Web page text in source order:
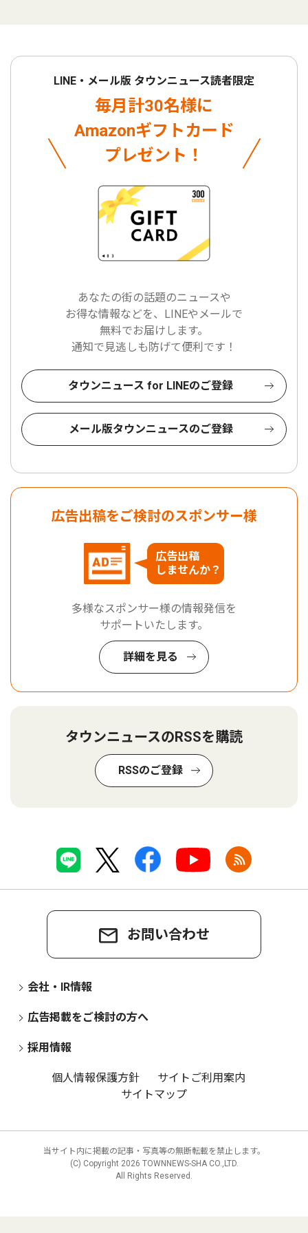
LINE・メール版 タウンニュース読者限定
毎月計30名様に
Amazonギフトカード
プレゼント！
あなたの街の話題のニュースや
お得な情報などを、LINEやメールで
無料でお届けします。
通知で見逃しも防げて便利です！
タウンニュース for LINEのご登録
メール版タウンニュースのご登録
広告出稿をご検討のスポンサー様
広告出稿
しませんか？
多様なスポンサー様の情報発信を
サポートいたします。
詳細を見る
タウンニュースのRSSを購読
RSSのご登録
お問い合わせ
会社・IR情報
広告掲載をご検討の方へ
採用情報
個人情報保護方針
サイトご利用案内
サイトマップ
当サイト内に掲載の記事・写真等の無断転載を禁止します。
(C) Copyright 2026 TOWNNEWS-SHA CO.,LTD.
All Rights Reserved.